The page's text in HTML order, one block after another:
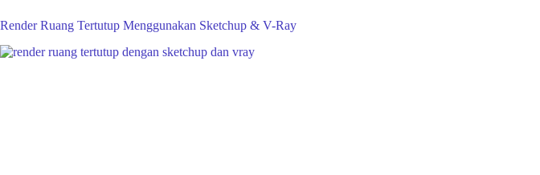
Render Ruang Tertutup Menggunakan Sketchup & V-Ray